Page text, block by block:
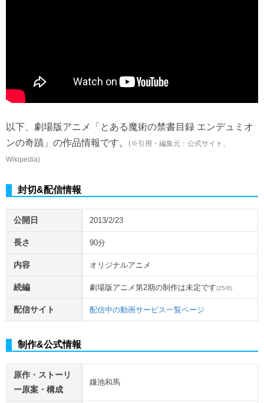
以下、劇場版アニメ「とある魔術の禁書目録 エンデュミオ
ンの奇蹟」の作品情報です。
(※引用・編集元：公式サイト、
Wikipedia)
封切&配信情報
公開日 2013/2/23
長さ 90分
内容 オリジナルアニメ
続編 劇場版アニメ第2期の制作は未定です(25/8)
配信サイト 配信中の動画サービス一覧ページ
制作&公式情報
原作・ストーリ
ー原案・構成
鎌池和馬